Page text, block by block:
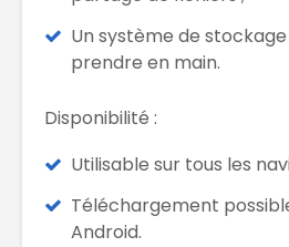
Un système de
prendre en main.
Disponibilité :
Utilisable sur tous les
Téléchargement
Android.